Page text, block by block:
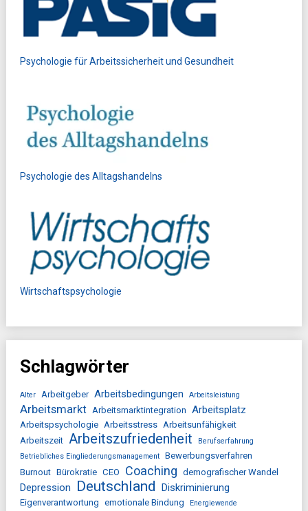
Psychologie für Arbeitssicherheit und Gesundheit
Psychologie des Alltagshandelns
Wirtschaftspsychologie
Schlagwörter
Alter Arbeitgeber Arbeitsbedingungen Arbeitsleistung
Arbeitsmarkt Arbeitsmarktintegration Arbeitsplatz
Arbeitspsychologie Arbeitsstress
Arbeitsunfähigkeit
Arbeitszeit
Arbeitszufriedenheit
Berufserfahrung
Betriebliches Eingliederungsmanagement
Bewerbungsverfahren
Burnout Bürokratie CEO Coaching demografischer Wandel
Depression Deutschland Diskriminierung
Eigenverantwortung emotionale Bindung
Energiewende